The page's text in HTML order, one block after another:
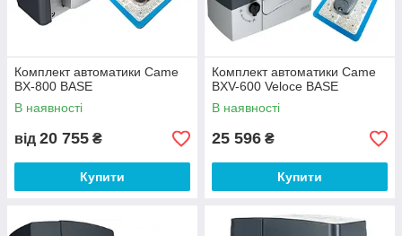
приводу для воріт
передбачає швидкий
автоматики
для воріт
розміри
2
установки
своїми
руками завдяки
повній
4
гарантію
Комплект автоматики Came
BX-800 BASE
В наявності
від 20 755 ₴
Купити
Комплект автоматики Came
BXV-600 Veloce BASE
В наявності
25 596 ₴
Купити